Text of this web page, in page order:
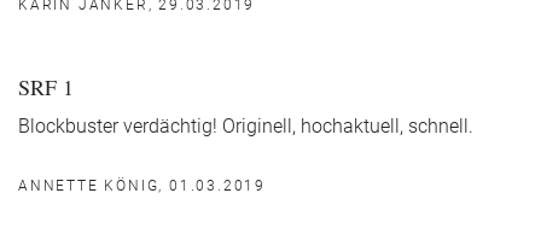
KARIN JANKER, 29.03.2019
SRF 1
Blockbuster verdächtig! Originell, hochaktuell, schnell.
ANNETTE KÖNIG, 01.03.2019